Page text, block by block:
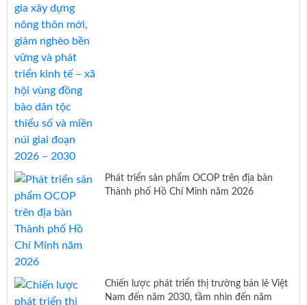
Phát triển sản phẩm OCOP trên địa bàn
Thành phố Hồ Chí Minh năm 2026
Chiến lược phát triển thị trường bán lẻ Việt
Nam đến năm 2030, tầm nhìn đến năm